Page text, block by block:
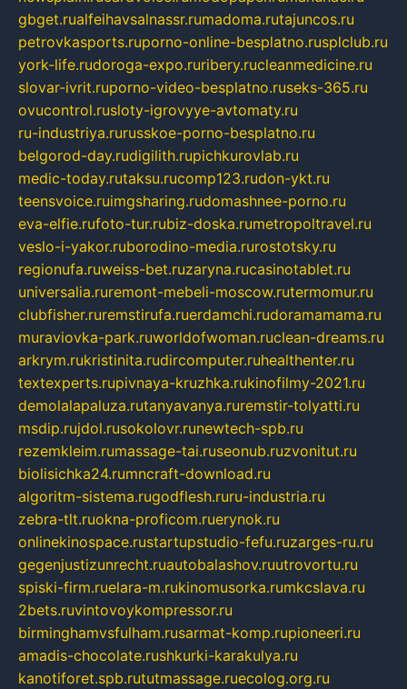
gbget.rualfeihavsalnassr.rumadoma.rutajuncos.ru
petrovkasports.ruporno-online-besplatno.rusplclub.ru
york-life.rudoroga-expo.ruribery.rucleanmedicine.ru
slovar-ivrit.ruporno-video-besplatno.ruseks-365.ru
ovucontrol.rusloty-igrovyye-avtomaty.ru
ru-industriya.rurusskoe-porno-besplatno.ru
belgorod-day.rudigilith.rupichkurovlab.ru
medic-today.rutaksu.rucomp123.rudon-ykt.ru
teensvoice.ruimgsharing.rudomashnee-porno.ru
eva-elfie.rufoto-tur.rubiz-doska.rumetropoltravel.ru
veslo-i-yakor.ruborodino-media.rurostotsky.ru
regionufa.ruweiss-bet.ruzaryna.rucasinotablet.ru
universalia.ruremont-mebeli-moscow.rutermomur.ru
clubfisher.ruremstirufa.ruerdamchi.rudoramamama.ru
muraviovka-park.ruworldofwoman.ruclean-dreams.ru
arkrym.rukristinita.rudircomputer.ruhealthenter.ru
textexperts.rupivnaya-kruzhka.rukinofilmy-2021.ru
demolalapaluza.rutanyavanya.ruremstir-tolyatti.ru
msdip.rujdol.rusokolovr.runewtech-spb.ru
rezemkleim.rumassage-tai.ruseonub.ruzvonitut.ru
biolisichka24.rumncraft-download.ru
algoritm-sistema.rugodflesh.ruru-industria.ru
zebra-tlt.ruokna-proficom.ruerynok.ru
onlinekinospace.rustartupstudio-fefu.ruzarges-ru.ru
gegenjustizunrecht.ruautobalashov.ruutrovortu.ru
spiski-firm.ruelara-m.rukinomusorka.rumkcslava.ru
2bets.ruvintovoykompressor.ru
birminghamvsfulham.rusarmat-komp.rupioneeri.ru
amadis-chocolate.rushkurki-karakulya.ru
kanotiforet.spb.rututmassage.ruecolog.org.ru